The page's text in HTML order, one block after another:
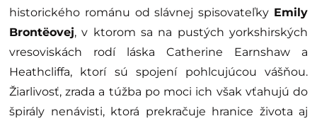
historického románu od slávnej spisovateľky Emily
Brontëovej, v ktorom sa na pustých yorkshirských
vresoviskách rodí láska Catherine Earnshaw a
Heathcliffa, ktorí sú spojení pohlcujúcou vášňou.
Žiarlivosť, zrada a túžba po moci ich však vťahujú do
špirály nenávisti, ktorá prekračuje hranice života aj